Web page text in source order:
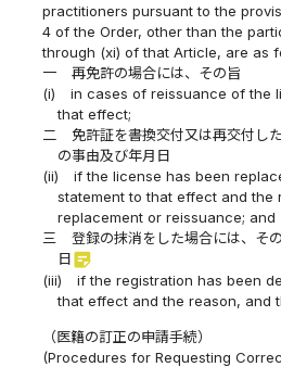
practitioners pursuant to the
4 of the Order, other than the
through (xi) of that Article, are as
一
再免許の場合には、その旨
(i)
in cases of reissuance of the
that effect;
二
免許証を書換交付又は再交付し
の事由及び年月日
(ii)
if the license has been
statement to that effect and the
replacement or reissuance; and
三
登録の抹消をした場合には、そ
日sticky_note_2
(iii)
if the registration has been
that effect and the reason, and
（医籍の訂正の申請手続）
(Procedures for Requesting